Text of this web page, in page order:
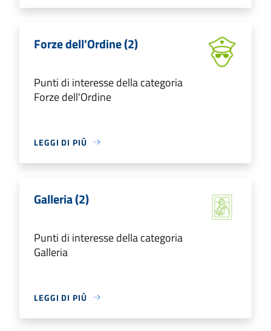
Forze dell'Ordine (2)
Punti di interesse della categoria
Forze dell'Ordine
LEGGI DI PIÙ
Galleria (2)
Punti di interesse della categoria
Galleria
LEGGI DI PIÙ